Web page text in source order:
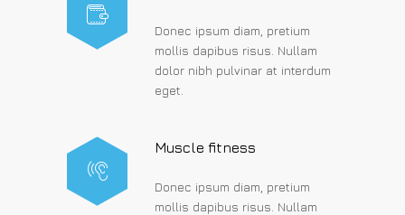
Donec ipsum diam, pretium
mollis dapibus risus. Nullam
dolor nibh pulvinar at interdum
eget.
Muscle fitness
Donec ipsum diam, pretium
mollis dapibus risus. Nullam